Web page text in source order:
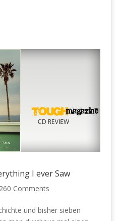
I ever Saw
0 Comments
und bisher sieben